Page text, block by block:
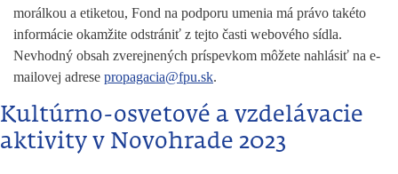
morálkou a etiketou, Fond na podporu umenia má právo takéto
informácie okamžite odstrániť z tejto časti webového sídla.
Nevhodný obsah zverejnených príspevkom môžete nahlásiť na e-
mailovej adrese propagacia@fpu.sk.
Kultúrno-osvetové a vzdelávacie
aktivity v Novohrade 2023